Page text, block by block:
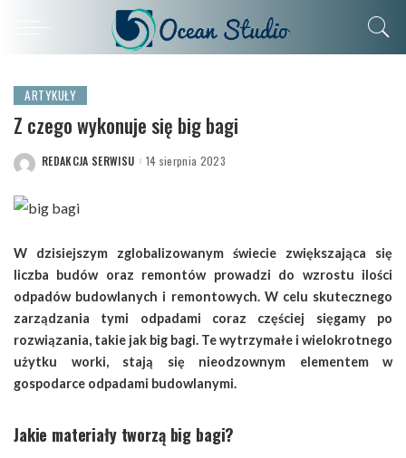
ARTYKUŁY
Z czego wykonuje się big bagi
POSTED
REDAKCJA SERWISU 14 sierpnia 2023
W dzisiejszym zglobalizowanym świecie zwiększająca się
liczba budów oraz remontów prowadzi do wzrostu ilości
odpadów budowlanych i remontowych. W celu skutecznego
zarządzania tymi odpadami coraz częściej sięgamy po
rozwiązania, takie jak big bagi. Te wytrzymałe i wielokrotnego
użytku worki, stają się nieodzownym elementem w
gospodarce odpadami budowlanymi.
Jakie materiały tworzą big bagi?